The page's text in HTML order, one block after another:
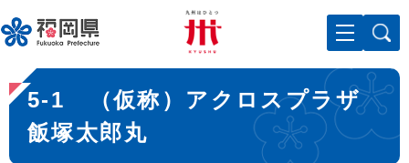
ー
ジ
先
頭
メニューを飛ばして本文へ
本
文
5-1 （仮称）アクロスプラザ
飯塚太郎丸